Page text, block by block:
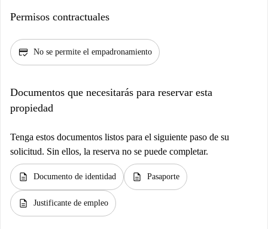
Permisos contractuales
credit_score No se permite el empadronamiento
Documentos que necesitarás para reservar esta
propiedad
Tenga estos documentos listos para el siguiente paso de su
solicitud. Sin ellos, la reserva no se puede completar.
description Documento de identidad description Pasaporte
description Justificante de empleo